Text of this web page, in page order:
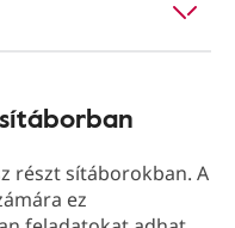
részt sítáborokban. A
ez